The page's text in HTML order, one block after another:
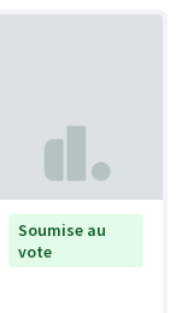
Soumise au
vote